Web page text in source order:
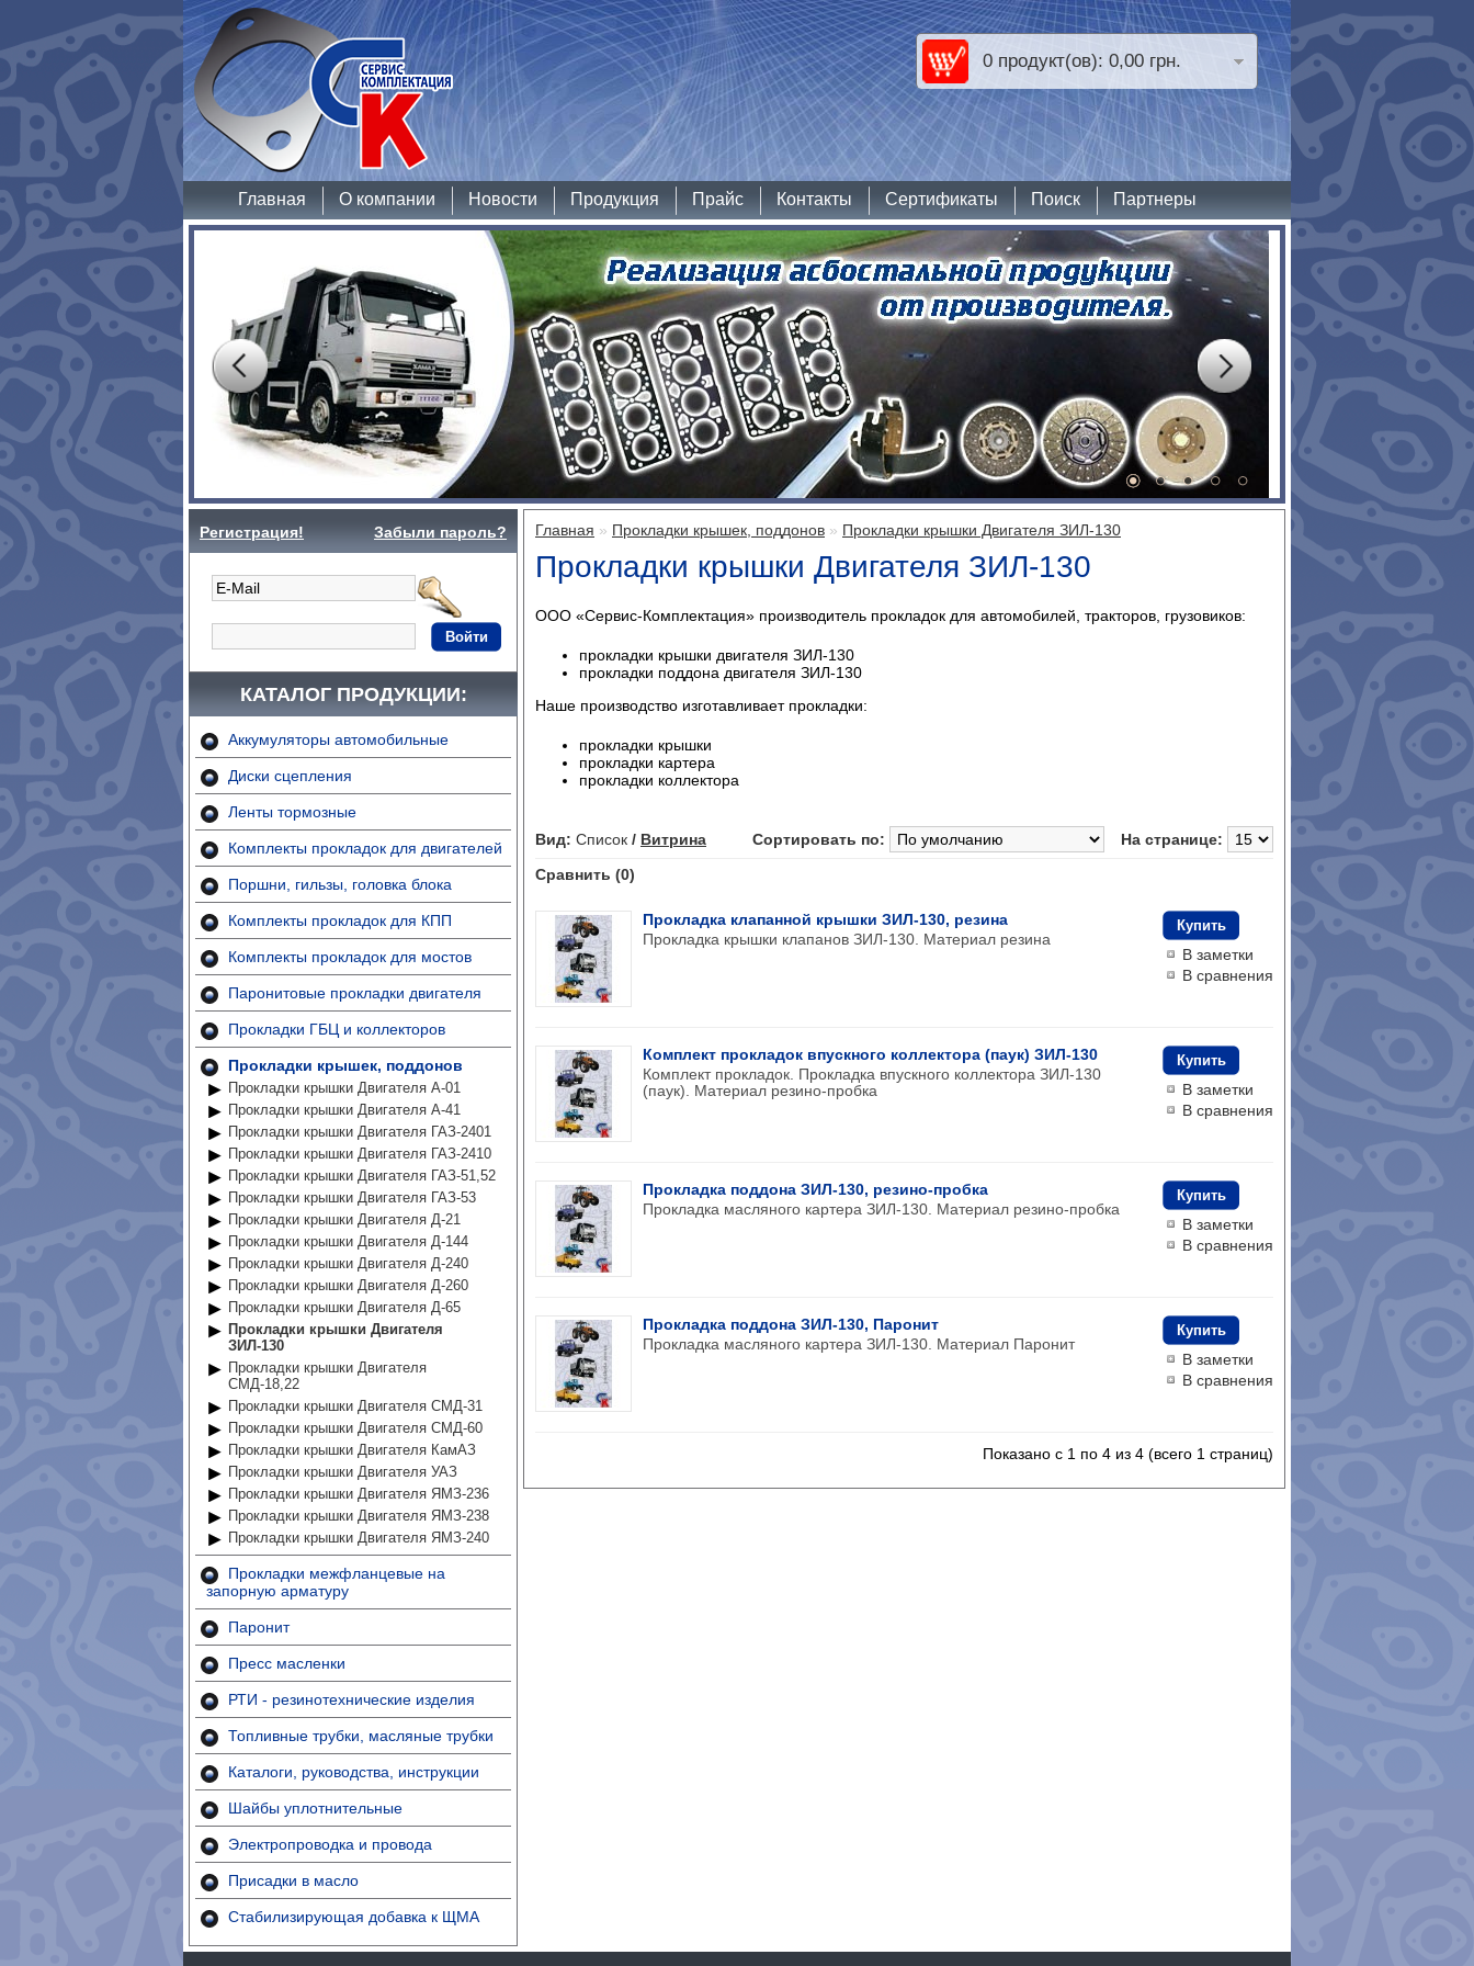
0 продукт(ов): 0,00 грн.
Главная О компании Новости Продукция Прайс Контакты Сертификаты Поиск Партнеры
Регистрация! Забыли пароль?
Войти
КАТАЛОГ ПРОДУКЦИИ:
Аккумуляторы автомобильные
Диски сцепления
Ленты тормозные
Комплекты прокладок для двигателей
Поршни, гильзы, головка блока
Комплекты прокладок для КПП
Комплекты прокладок для мостов
Паронитовые прокладки двигателя
Прокладки ГБЦ и коллекторов
Прокладки крышек, поддонов
Прокладки крышки Двигателя А-01
Прокладки крышки Двигателя А-41
Прокладки крышки Двигателя ГАЗ-2401
Прокладки крышки Двигателя ГАЗ-2410
Прокладки крышки Двигателя ГАЗ-51,52
Прокладки крышки Двигателя ГАЗ-53
Прокладки крышки Двигателя Д-21
Прокладки крышки Двигателя Д-144
Прокладки крышки Двигателя Д-240
Прокладки крышки Двигателя Д-260
Прокладки крышки Двигателя Д-65
Прокладки крышки Двигателя
ЗИЛ-130
Прокладки крышки Двигателя
СМД-18,22
Прокладки крышки Двигателя СМД-31
Прокладки крышки Двигателя СМД-60
Прокладки крышки Двигателя КамАЗ
Прокладки крышки Двигателя УАЗ
Прокладки крышки Двигателя ЯМЗ-236
Прокладки крышки Двигателя ЯМЗ-238
Прокладки крышки Двигателя ЯМЗ-240
Прокладки межфланцевые на
запорную арматуру
Паронит
Пресс масленки
РТИ - резинотехнические изделия
Топливные трубки, масляные трубки
Каталоги, руководства, инструкции
Шайбы уплотнительные
Электропроводка и провода
Присадки в масло
Стабилизирующая добавка к ЩМА
Главная » Прокладки крышек, поддонов » Прокладки крышки Двигателя ЗИЛ-130
Прокладки крышки Двигателя ЗИЛ-130
ООО «Сервис-Комплектация» производитель прокладок для автомобилей, тракторов, грузовиков:
прокладки крышки двигателя ЗИЛ-130
прокладки поддона двигателя ЗИЛ-130
Наше производство изготавливает прокладки:
прокладки крышки
прокладки картера
прокладки коллектора
Вид: Список / Витрина На странице:
Сортировать по:
Сравнить (0)
Купить
В заметки
В сравнения
Прокладка клапанной крышки ЗИЛ-130, резина
Прокладка крышки клапанов ЗИЛ-130. Материал резина
Купить
В заметки
В сравнения
Комплект прокладок впускного коллектора (паук) ЗИЛ-130
Комплект прокладок. Прокладка впускного коллектора ЗИЛ-130
(паук). Материал резино-пробка
Купить
В заметки
В сравнения
Прокладка поддона ЗИЛ-130, резино-пробка
Прокладка масляного картера ЗИЛ-130. Материал резино-пробка
Купить
В заметки
В сравнения
Прокладка поддона ЗИЛ-130, Паронит
Прокладка масляного картера ЗИЛ-130. Материал Паронит
Показано с 1 по 4 из 4 (всего 1 страниц)